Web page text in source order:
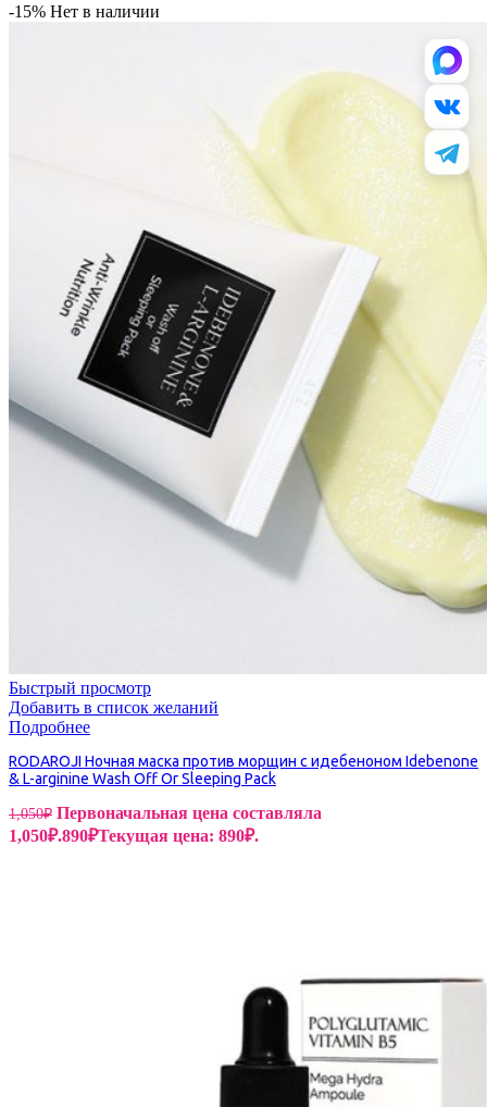
-15% Нет в наличии
Быстрый просмотр
Добавить в список желаний
Подробнее
RODAROJI Ночная маска против морщин с идебеноном Idebenone
& L-arginine Wash Off Or Sleeping Pack
1,050₽ Первоначальная цена составляла
1,050₽.890₽Текущая цена: 890₽.